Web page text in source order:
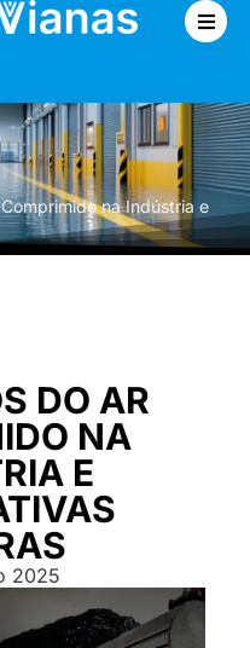
na Indústria e
DO AR
NA
E
2025